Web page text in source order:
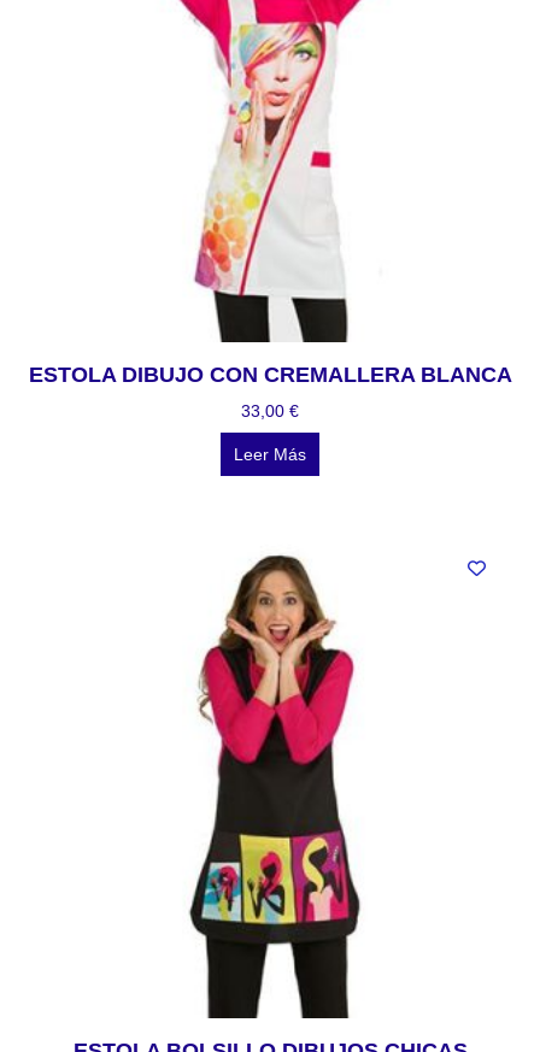
ESTOLA DIBUJO CON CREMALLERA BLANCA
33,00 €
Leer Más